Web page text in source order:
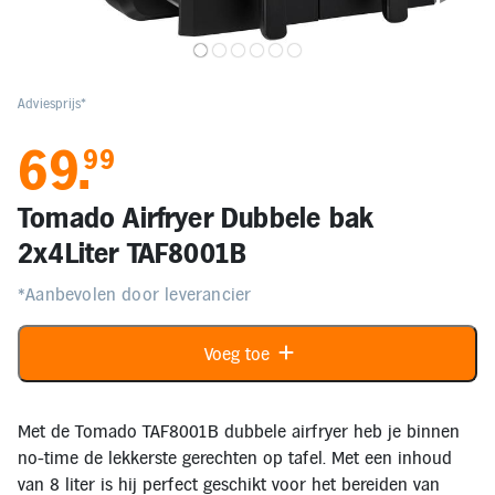
Kids en Baby
Persoonlijke verzorging
Onderweg en Reizen
Sport, Spel en Bewegen
account
Mijn
bestellingen
Tomado Airfryer Dubbele bak
2x4Liter TAF8001B
*Aanbevolen door leverancier
69.99
Adviesprijs*
Voeg toe
Met de Tomado TAF8001B dubbele airfryer heb je binnen
no-time de lekkerste gerechten op tafel. Met een inhoud
van 8 liter is hij perfect geschikt voor het bereiden van